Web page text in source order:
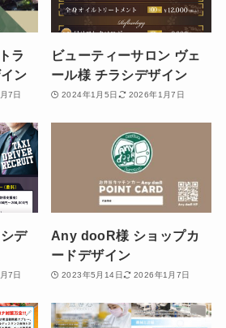
ラ
ン
7日
ビューティーサロン ヴェ
ール様 チラシデザイン
2024年1月5日 2026年1月7日
デ
7日
Any dooR様 ショップカ
ードデザイン
2023年5月14日 2026年1月7日